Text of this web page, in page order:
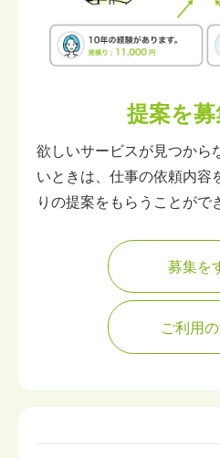
提案を
欲しいサービスが見つから
いときは、仕事の依頼内容
りの提案をもらうことがで
募集を
ご利用